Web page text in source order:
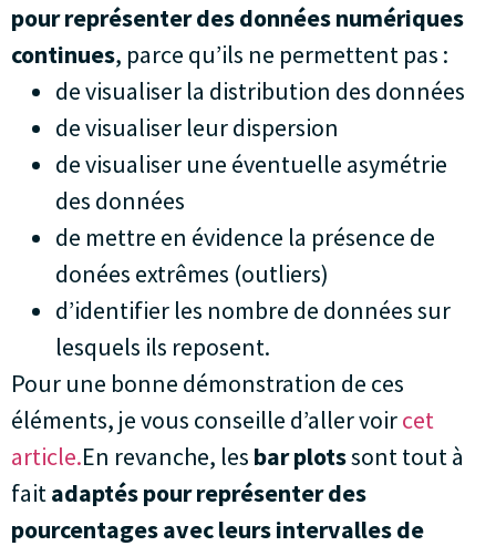
pour représenter des données numériques
continues, parce qu’ils ne permettent pas :
de visualiser la distribution des données
de visualiser leur dispersion
de visualiser une éventuelle asymétrie
des données
de mettre en évidence la présence de
donées extrêmes (outliers)
d’identifier les nombre de données sur
lesquels ils reposent.
Pour une bonne démonstration de ces
éléments, je vous conseille d’aller voircet
article.En revanche, les bar plotssont tout à
faitadaptés pour représenter des
pourcentages avec leurs intervalles de